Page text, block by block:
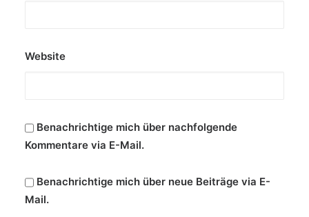
Website
Benachrichtige mich über nachfolgende
Kommentare via E-Mail.
Benachrichtige mich über neue Beiträge via E-
Mail.